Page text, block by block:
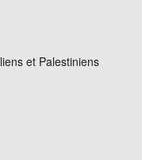
et Palestiniens